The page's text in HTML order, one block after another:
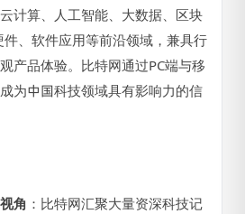
计算、人工智能、大数据、区块
、软件应用等前沿领域，兼具行
产品体验。比特网通过PC端与移
为中国科技领域具有影响力的信
角 ：比特网汇聚大量资深科技记